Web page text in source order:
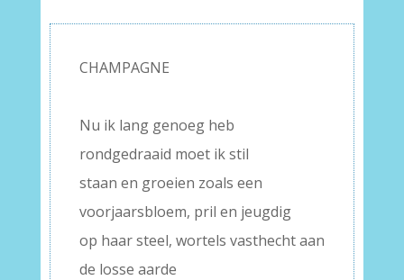
CHAMPAGNE
Nu ik lang genoeg heb
rondgedraaid moet ik stil
staan en groeien zoals een
voorjaarsbloem, pril en jeugdig
op haar steel, wortels vasthecht aan
de losse aarde